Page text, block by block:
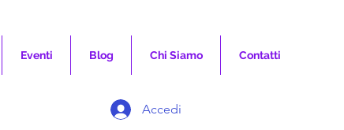
Eventi Blog Chi Siamo Contatti
Accedi